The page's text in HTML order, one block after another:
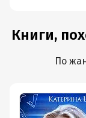
Книги,
По